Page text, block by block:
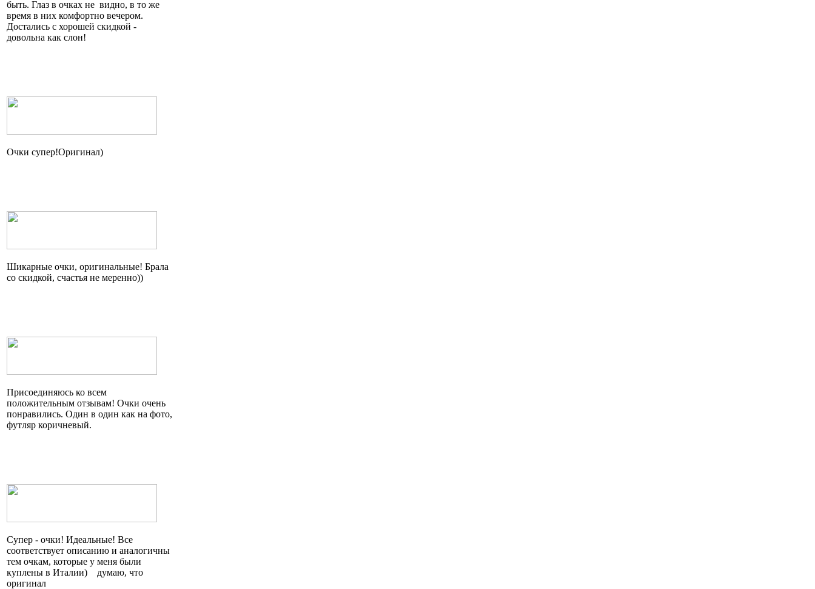
быть. Глаз в очках не видно, в то же
время в них комфортно вечером.
Достались с хорошей скидкой -
довольна как слон!
Очки супер!Оригинал)
Шикарные очки, оригинальные! Брала
со скидкой, счастья не меренно))
Присоединяюсь ко всем
положительным отзывам! Очки очень
понравились. Один в один как на фото,
футляр коричневый.
Супер - очки! Идеальные! Все
соответствует описанию и аналогичны
тем очкам, которые у меня были
куплены в Италии)
думаю, что
оригинал